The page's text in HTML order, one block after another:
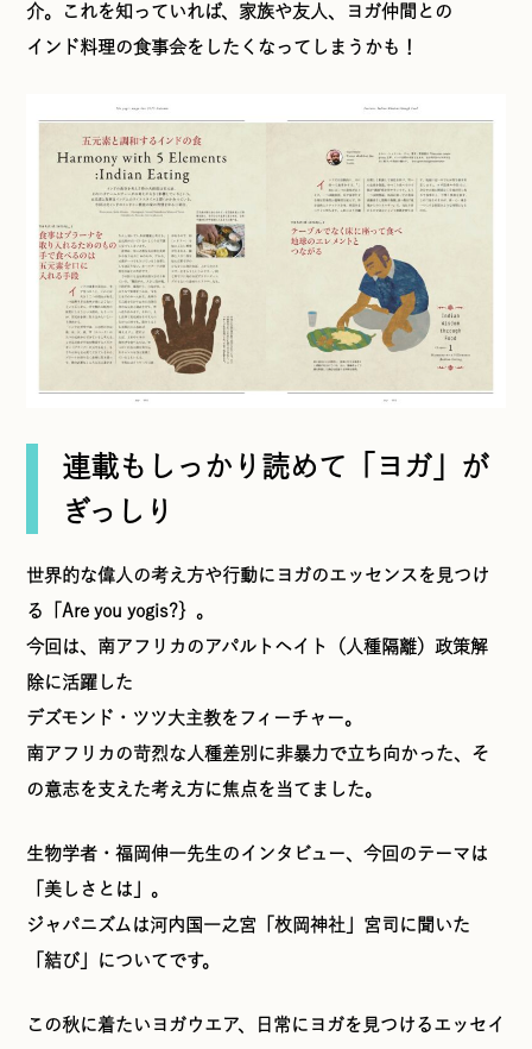
介。これを知っていれば、家族や友人、ヨガ仲間との
インド料理の食事会をしたくなってしまうかも！
連載もしっかり読めて「ヨガ」が
ぎっしり
世界的な偉人の考え方や行動にヨガのエッセンスを見つけ
る「Are you yogis?｝。
今回は、南アフリカのアパルトヘイト（人種隔離）政策解
除に活躍した
デズモンド・ツツ大主教をフィーチャー。
南アフリカの苛烈な人種差別に非暴力で立ち向かった、そ
の意志を支えた考え方に焦点を当てました。
生物学者・福岡伸一先生のインタビュー、今回のテーマは
「美しさとは」。
ジャパニズムは河内国一之宮「枚岡神社」宮司に聞いた
「結び」についてです。
この秋に着たいヨガウエア、日常にヨガを見つけるエッセイ